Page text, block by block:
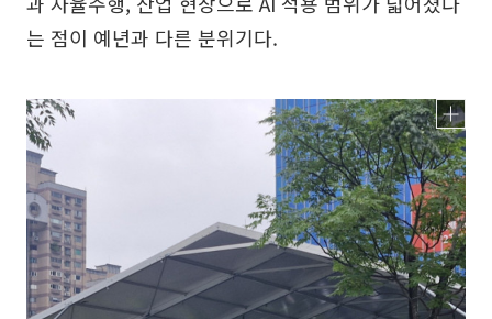
는 점이 예년과 다른 분위기다.